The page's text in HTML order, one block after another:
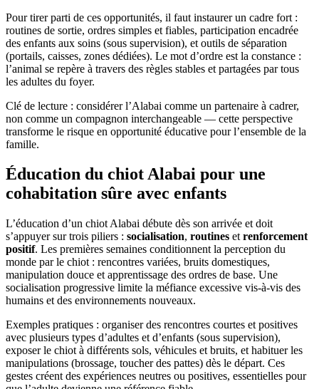
Pour tirer parti de ces opportunités, il faut instaurer un cadre fort :
routines de sortie, ordres simples et fiables, participation encadrée
des enfants aux soins (sous supervision), et outils de séparation
(portails, caisses, zones dédiées). Le mot d’ordre est la constance :
l’animal se repère à travers des règles stables et partagées par tous
les adultes du foyer.
Clé de lecture : considérer l’Alabai comme un partenaire à cadrer,
non comme un compagnon interchangeable — cette perspective
transforme le risque en opportunité éducative pour l’ensemble de la
famille.
Éducation du chiot Alabai pour une
cohabitation sûre avec enfants
L’éducation d’un chiot Alabai débute dès son arrivée et doit
s’appuyer sur trois piliers : socialisation, routines et renforcement
positif. Les premières semaines conditionnent la perception du
monde par le chiot : rencontres variées, bruits domestiques,
manipulation douce et apprentissage des ordres de base. Une
socialisation progressive limite la méfiance excessive vis‑à‑vis des
humains et des environnements nouveaux.
Exemples pratiques : organiser des rencontres courtes et positives
avec plusieurs types d’adultes et d’enfants (sous supervision),
exposer le chiot à différents sols, véhicules et bruits, et habituer les
manipulations (brossage, toucher des pattes) dès le départ. Ces
gestes créent des expériences neutres ou positives, essentielles pour